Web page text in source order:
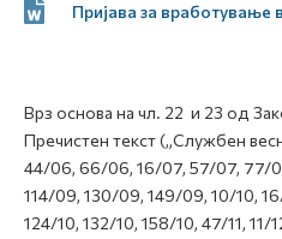
Е-Царина
Контакт
Е-Весник
Пријава за вработување
Врз основа на чл. 22 и 23 од
Пречистен текст („Службен
44/06, 66/06, 16/07, 57/07, 77/
114/09, 130/09, 149/09, 10/10,
124/10, 132/10, 158/10, 47/11, 11/